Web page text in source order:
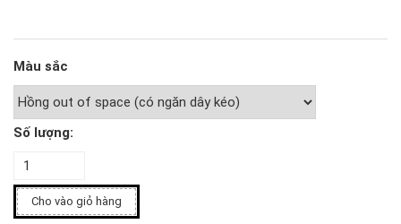
Màu sắc
Số lượng:
Cho vào giỏ hàng